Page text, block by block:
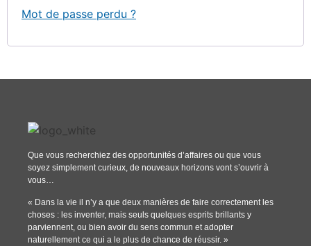
Mot de passe perdu ?
Que vous recherchiez des opportunités d’affaires ou que vous
soyez simplement curieux, de nouveaux horizons vont s’ouvrir à
vous…
« Dans la vie il n’y a que deux manières de faire correctement les
choses : les inventer, mais seuls quelques esprits brillants y
parviennent, ou bien avoir du sens commun et adopter
naturellement ce qui a le plus de chance de réussir. »